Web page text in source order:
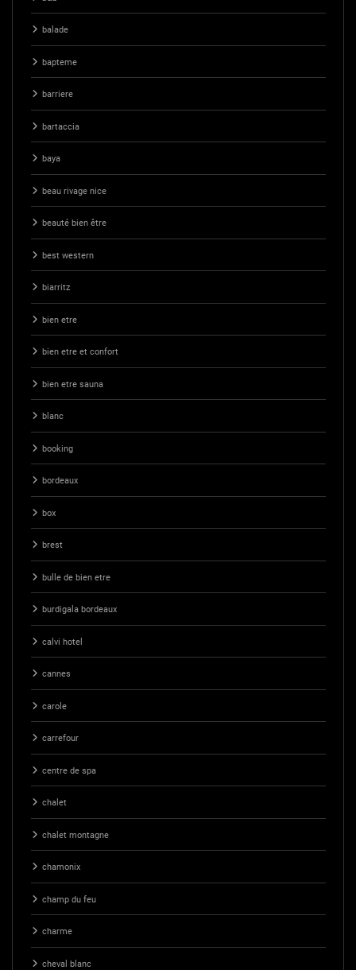
balade
bapteme
barriere
bartaccia
baya
beau rivage nice
beauté bien être
best western
biarritz
bien etre
bien etre et confort
bien etre sauna
blanc
booking
bordeaux
box
brest
bulle de bien etre
burdigala bordeaux
calvi hotel
cannes
carole
carrefour
centre de spa
chalet
chalet montagne
chamonix
champ du feu
charme
cheval blanc